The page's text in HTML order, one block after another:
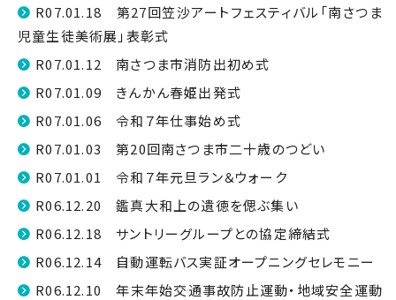
R07.01.18 第27回笠沙アートフェスティバル「南さつま
児童生徒美術展」表彰式
R07.01.12 南さつま市消防出初め式
R07.01.09 きんかん春姫出発式
R07.01.06 令和７年仕事始め式
R07.01.03 第20回南さつま市二十歳のつどい
R07.01.01 令和７年元旦ラン＆ウォーク
R06.12.20 鑑真大和上の遺徳を偲ぶ集い
R06.12.18 サントリーグループとの協定締結式
R06.12.14 自動運転バス実証オープニングセレモニー
R06.12.10 年末年始交通事故防止運動・地域安全運動